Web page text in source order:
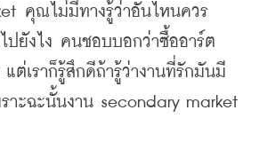
คุณไม่มีทางรู้ว่าอันไหนควร
ปยังไง คนชอบบอกว่าซื้ออาร์ต
ต่เราก็รู้สึกดีถ้ารู้ว่างานที่รักมันมี
าะฉะนั้นงาน secondary market